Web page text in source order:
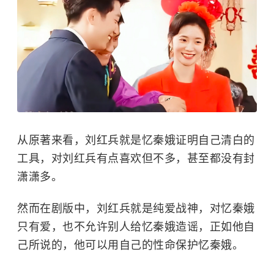
从原著来看，刘红兵就是忆秦娥证明自己清白的
工具，对刘红兵有点喜欢但不多，甚至都没有封
潇潇多。
然而在剧版中，刘红兵就是纯爱战神，对忆秦娥
只有爱，也不允许别人给忆秦娥造谣，正如他自
己所说的，他可以用自己的性命保护忆秦娥。